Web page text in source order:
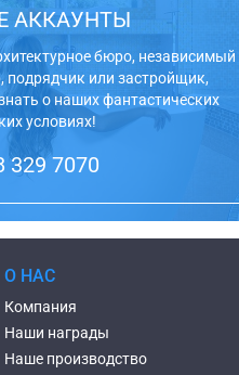
АККАУНТЫ
бюро, независимый
подрядчик или застройщик,
о наших фантастических
условиях!
329 7070
О НАС
Компания
Наши награды
Наше производство